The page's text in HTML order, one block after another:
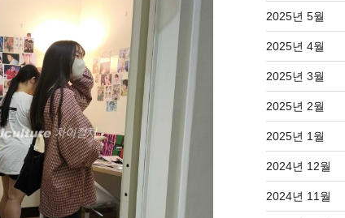
2025년 5월
2025년 4월
2025년 3월
2025년 2월
2025년 1월
2024년 12월
2024년 11월